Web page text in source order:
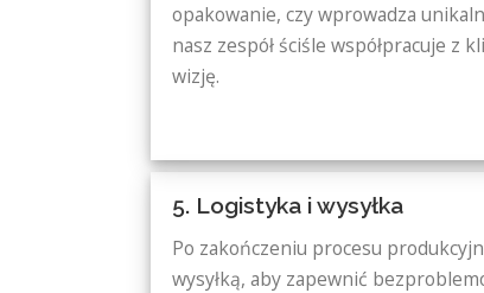
opakowanie, czy wprowadza
nasz zespół ściśle współpracuje z
wizję.
5. Logistyka i wysyłka
Po zakończeniu procesu
wysyłką, aby zapewnić